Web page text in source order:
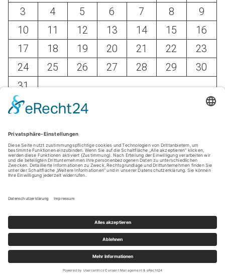
3
4 5 6 7 8
9
10
11 12 13 14 15
16
17
18 19 20 21 22
23
24
25 26 27 28 29
30
31
© wir-in-stuttgart.com